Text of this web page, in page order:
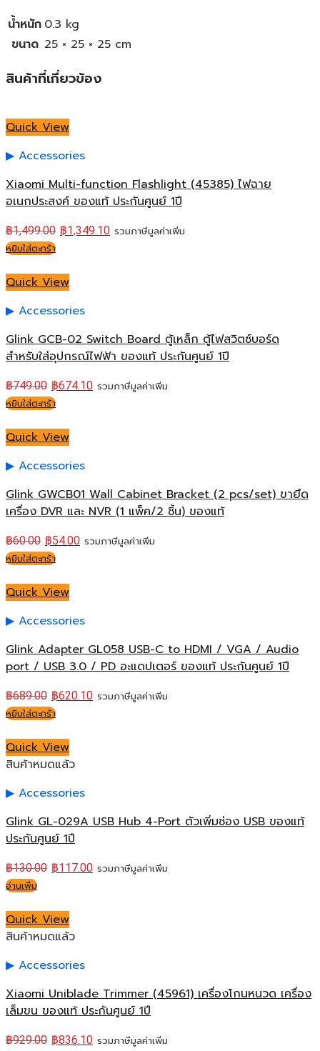
น้ำหนัก 0.3 kg
ขนาด 25 × 25 × 25 cm
สินค้าที่เกี่ยวข้อง
Quick View
Accessories
Xiaomi Multi-function Flashlight (45385) ไฟฉาย
อเนกประสงค์ ของแท้ ประกันศูนย์ 1ปี
฿1,499.00 ฿1,349.10 รวมภาษีมูลค่าเพิ่ม
หยิบใส่ตะกร้า
Quick View
Accessories
Glink GCB-02 Switch Board ตู้เหล็ก ตู้ไฟสวิตซ์บอร์ด
สำหรับใส่อุปกรณ์ไฟฟ้า ของแท้ ประกันศูนย์ 1ปี
฿749.00 ฿674.10 รวมภาษีมูลค่าเพิ่ม
หยิบใส่ตะกร้า
Quick View
Accessories
Glink GWCB01 Wall Cabinet Bracket (2 pcs/set) ขายึด
เครื่อง DVR และ NVR (1 แพ็ค/2 ชิ้น) ของแท้
฿60.00 ฿54.00 รวมภาษีมูลค่าเพิ่ม
หยิบใส่ตะกร้า
Quick View
Accessories
Glink Adapter GL058 USB-C to HDMI / VGA / Audio
port / USB 3.0 / PD อะแดปเตอร์ ของแท้ ประกันศูนย์ 1ปี
฿689.00 ฿620.10 รวมภาษีมูลค่าเพิ่ม
หยิบใส่ตะกร้า
Quick View
สินค้าหมดแล้ว
Accessories
Glink GL-029A USB Hub 4-Port ตัวเพิ่มช่อง USB ของแท้
ประกันศูนย์ 1ปี
฿130.00 ฿117.00 รวมภาษีมูลค่าเพิ่ม
อ่านเพิ่ม
Quick View
สินค้าหมดแล้ว
Accessories
Xiaomi Uniblade Trimmer (45961) เครื่องโกนหนวด เครื่อง
เล็มขน ของแท้ ประกันศูนย์ 1ปี
฿929.00 ฿836.10 รวมภาษีมูลค่าเพิ่ม